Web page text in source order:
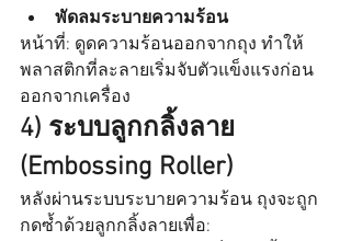
พัดลมระบายความร้อน
หน้าที่: ดูดความร้อนออกจากถุง ทำให้
พลาสติกที่ละลายเริ่มจับตัวแข็งแรงก่อน
ออกจากเครื่อง
4) ระบบลูกกลิ้งลาย
(Embossing Roller)
หลังผ่านระบบระบายความร้อน ถุงจะถูก
กดซ้ำด้วยลูกกลิ้งลายเพื่อ: